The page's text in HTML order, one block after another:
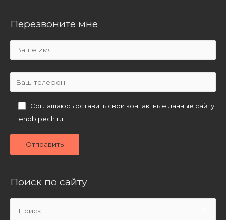
Перезвоните мне
Соглашаюсь оставить свои контактные данные сайту
lenoblpech.ru
Поиск по сайту